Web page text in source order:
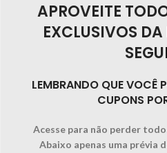
APROVEITE
EXCLUSIVOS
LEMBRANDO QUE VOCÊ
CUPONS
Acesse para não perder
Abaixo apenas uma prévia